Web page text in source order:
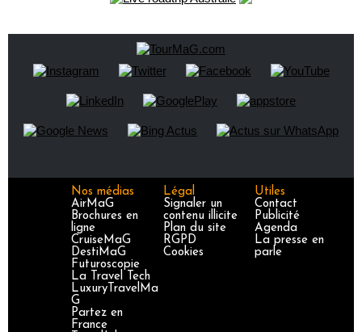
Nos médias
AirMaG
Brochures en
ligne
CruiseMaG
DestiMaG
Futuroscopie
La Travel Tech
LuxuryTravelMa
G
Partez en
France
Légal
Signaler un
contenu illicite
Plan du site
RGPD
Cookies
Utiles
Contact
Publicité
Agenda
La presse en
parle